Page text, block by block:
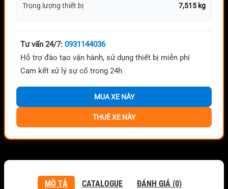
Trọng lượng thiết bị 7,515 kg
Tư vấn 24/7: 0931144036
Hỗ trợ đào tạo vận hành, sử dụng thiết bị miễn phí
Cam kết xử lý sự cố trong 24h
MUA XE NÀY
THUÊ XE NÀY
MÔ TẢ CATALOGUE ĐÁNH GIÁ (0)